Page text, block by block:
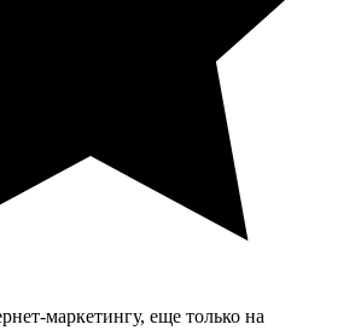
маркетингу, еще только на